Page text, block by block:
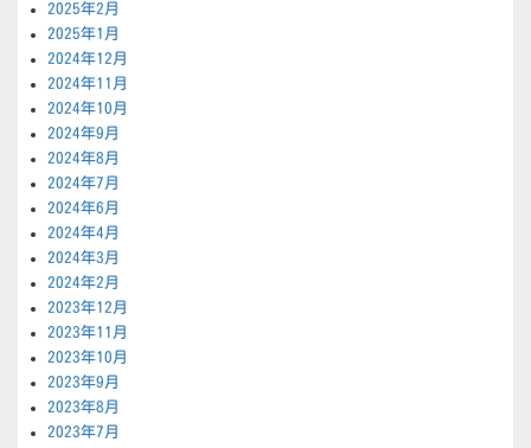
2025年2月
2025年1月
2024年12月
2024年11月
2024年10月
2024年9月
2024年8月
2024年7月
2024年6月
2024年4月
2024年3月
2024年2月
2023年12月
2023年11月
2023年10月
2023年9月
2023年8月
2023年7月